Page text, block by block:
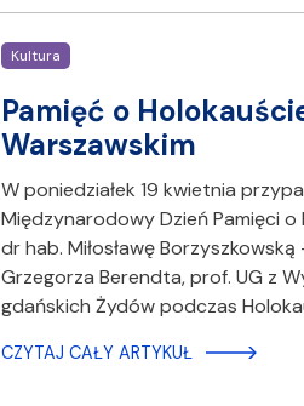
Kultura
Pamięć o
Warszawskim
W poniedziałek 19 kwietnia
Międzynarodowy Dzień Pamięci
dr hab. Miłosławę
Grzegorza Berendta, prof. UG z
gdańskich Żydów podczas
CZYTAJ CAŁY ARTYKUŁ